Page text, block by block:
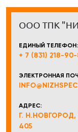
ООО ТПК
ЕДИНЫЙ ТЕЛЕФОН:
+ 7 (831) 218-
ЭЛЕКТРОННАЯ
АДРЕС:
Г.
405